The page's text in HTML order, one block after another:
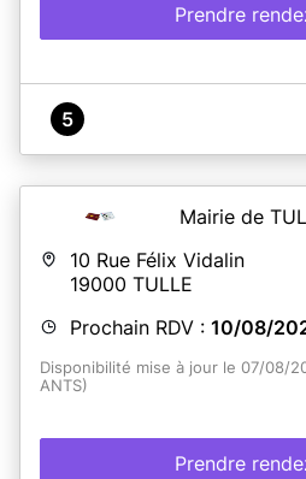
Prendre
5
Mairie de
10 Rue Félix Vidalin
19000 TULLE
Prochain RDV : 10/08/
Disponibilité mise à jour le 07/08/
ANTS)
Prendre